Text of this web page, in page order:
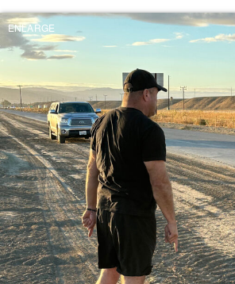
ENLARGE